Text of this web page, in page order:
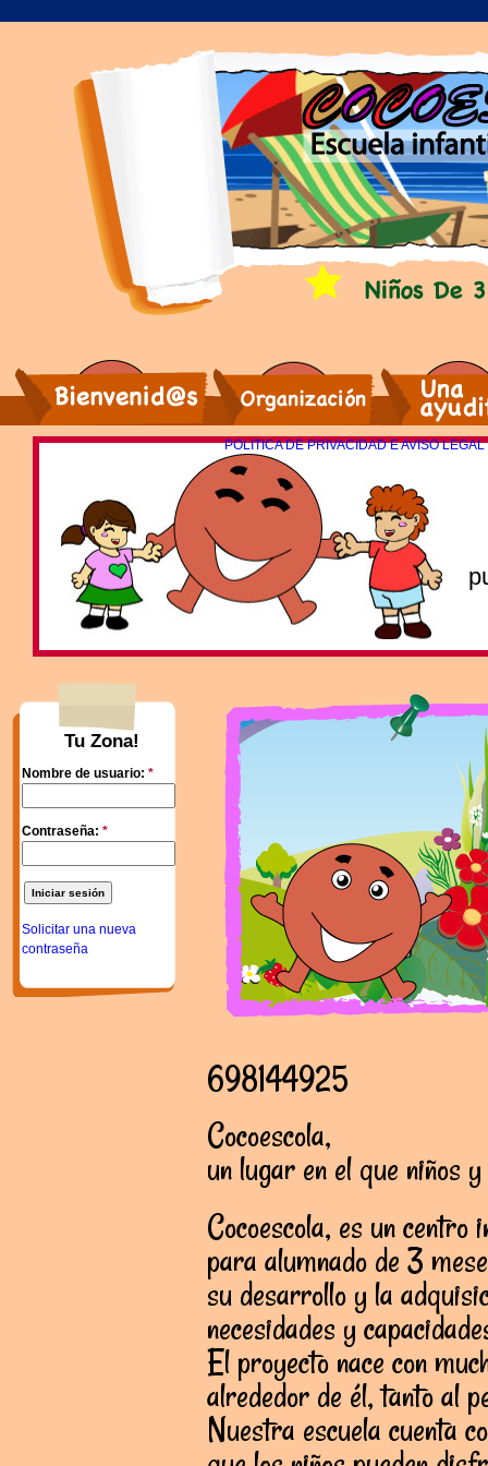
Una ayudita
POLITICA DE PRIVACIDAD E AVISO LEGAL
Tu Zona!
Nombre de usuario: *
Contraseña: *
Solicitar una nueva
contraseña
698144925
Cocoescola,
un lugar en el que niños
Cocoescola, es un
para alumnado de 3
su desarrollo y la
necesidades y
El proyecto nace con
alrededor de él, tanto al
Nuestra escuela cuenta